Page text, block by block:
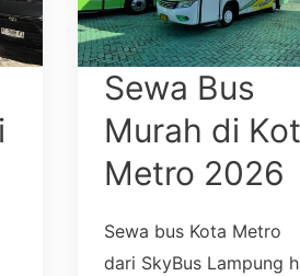
Sewa Bus
Murah di
Metro 2026
Sewa bus Kota Metro
dari SkyBus Lampung
di
Kota
Metro
2026